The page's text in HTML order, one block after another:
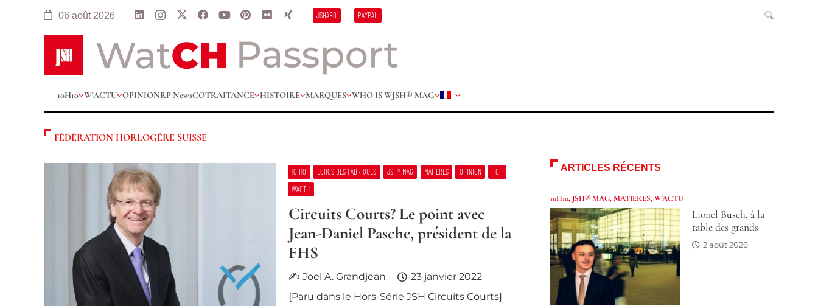
06 août 2026 JSHABO PAYPAL
10H10 W’ACTU OPINIONRP NewsCOTRAITANCE HISTOIRE MARQUES WHO IS WJSH® MAG
FÉDÉRATION HORLOGÈRE SUISSE
10H10 ECHOS DES FABRIQUES JSH® MAG MATIERES OPINION
TOP
W’ACTU
Circuits Courts? Le point avec
Jean-Daniel Pasche, président de la
FHS
✍ Joel A. Grandjean
23 janvier 2022
{Paru dans le Hors-Série JSH Circuits Courts}
ARTICLES RÉCENTS
10H10, JSH® MAG,MATIERES,W'ACTU
Lionel Busch, à la
table des grands
2 août 2026